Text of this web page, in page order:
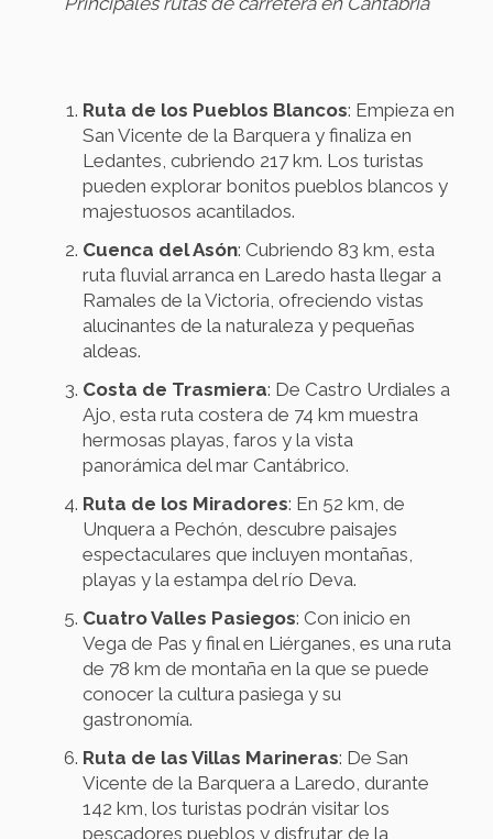
Ruta de los Pueblos Blancos: Empieza en
San Vicente de la Barquera y finaliza en
Ledantes, cubriendo 217 km. Los turistas
pueden explorar bonitos pueblos blancos y
majestuosos acantilados.
Cuenca del Asón: Cubriendo 83 km, esta
ruta fluvial arranca en Laredo hasta llegar a
Ramales de la Victoria, ofreciendo vistas
alucinantes de la naturaleza y pequeñas
aldeas.
Costa de Trasmiera: De Castro Urdiales a
Ajo, esta ruta costera de 74 km muestra
hermosas playas, faros y la vista
panorámica del mar Cantábrico.
Ruta de los Miradores: En 52 km, de
Unquera a Pechón, descubre paisajes
espectaculares que incluyen montañas,
playas y la estampa del río Deva.
Cuatro Valles Pasiegos: Con inicio en
Vega de Pas y final en Liérganes, es una ruta
de 78 km de montaña en la que se puede
conocer la cultura pasiega y su
gastronomía.
Ruta de las Villas Marineras: De San
Vicente de la Barquera a Laredo, durante
142 km, los turistas podrán visitar los
pescadores pueblos y disfrutar de la